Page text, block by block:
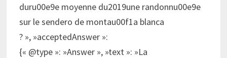
duru00e9e moyenne du2019une randonnu00e9e
sur le sendero de montau00f1a blanca
? », »acceptedAnswer »:
{« @type »: »Answer », »text »: »La